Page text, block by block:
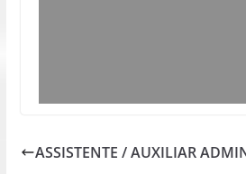
ASSISTENTE / AUXILIAR